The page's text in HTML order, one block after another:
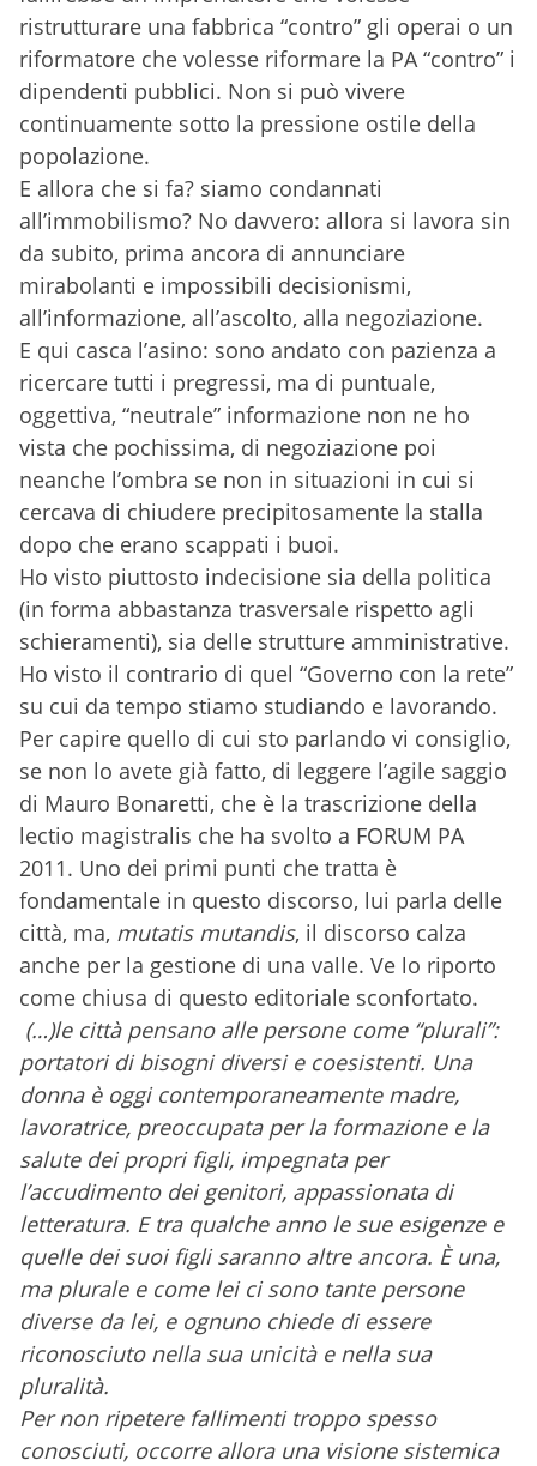
ristrutturare una fabbrica “contro” gli operai o un
riformatore che volesse riformare la PA “contro” i
dipendenti pubblici. Non si può vivere
continuamente sotto la pressione ostile della
popolazione.
E allora che si fa? siamo condannati
all’immobilismo? No davvero: allora si lavora sin
da subito, prima ancora di annunciare
mirabolanti e impossibili decisionismi,
all’informazione, all’ascolto, alla negoziazione.
E qui casca l’asino: sono andato con pazienza a
ricercare tutti i pregressi, ma di puntuale,
oggettiva, “neutrale” informazione non ne ho
vista che pochissima, di negoziazione poi
neanche l’ombra se non in situazioni in cui si
cercava di chiudere precipitosamente la stalla
dopo che erano scappati i buoi.
Ho visto piuttosto indecisione sia della politica
(in forma abbastanza trasversale rispetto agli
schieramenti), sia delle strutture amministrative.
Ho visto il contrario di quel “Governo con la rete”
su cui da tempo stiamo studiando e lavorando.
Per capire quello di cui sto parlando vi consiglio,
se non lo avete già fatto, di leggere l’agile saggio
di Mauro Bonaretti, che è la trascrizione della
lectio magistralis che ha svolto a FORUM PA
2011. Uno dei primi punti che tratta è
fondamentale in questo discorso, lui parla delle
città, ma, mutatis mutandis, il discorso calza
anche per la gestione di una valle. Ve lo riporto
come chiusa di questo editoriale sconfortato.
(…)le città pensano alle persone come “plurali”:
portatori di bisogni diversi e coesistenti. Una
donna è oggi contemporaneamente madre,
lavoratrice, preoccupata per la formazione e la
salute dei propri figli, impegnata per
l’accudimento dei genitori, appassionata di
letteratura. E tra qualche anno le sue esigenze e
quelle dei suoi figli saranno altre ancora. È una,
ma plurale e come lei ci sono tante persone
diverse da lei, e ognuno chiede di essere
riconosciuto nella sua unicità e nella sua
pluralità.
Per non ripetere fallimenti troppo spesso
conosciuti, occorre allora una visione sistemica